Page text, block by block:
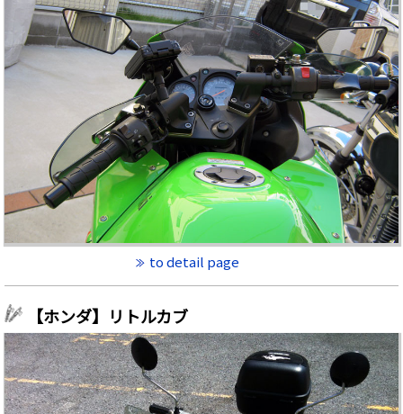
to detail page
【ホンダ】リトルカブ